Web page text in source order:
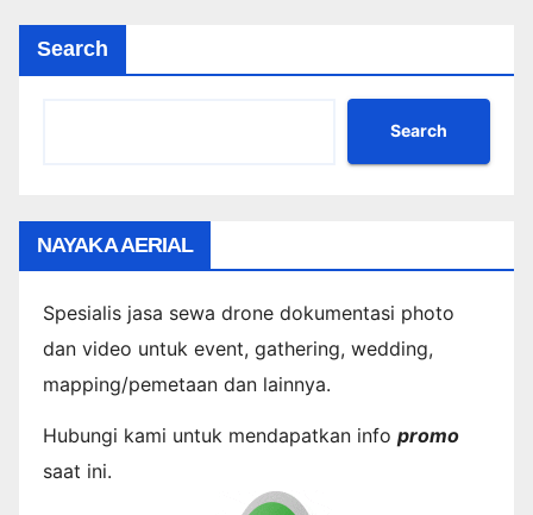
Search
Search
NAYAKA AERIAL
Spesialis jasa sewa drone dokumentasi photo
dan video untuk event, gathering, wedding,
mapping/pemetaan dan lainnya.
Hubungi kami untuk mendapatkan info promo
saat ini.